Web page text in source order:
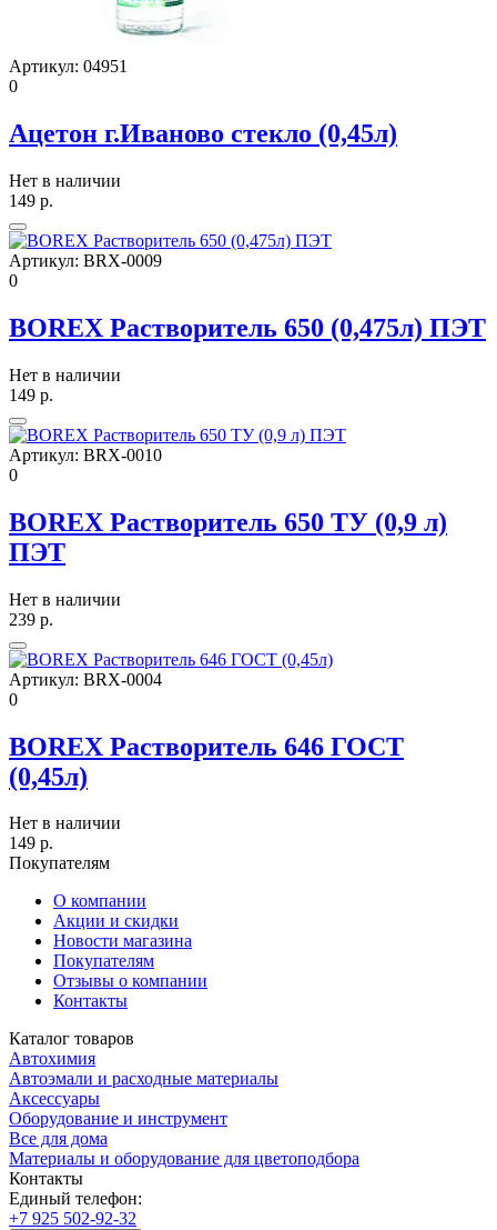
Артикул: 04951
0
Ацетон г.Иваново стекло (0,45л)
Нет в наличии
149 р.
Артикул: BRX-0009
0
BOREX Растворитель 650 (0,475л) ПЭТ
Нет в наличии
149 р.
Артикул: BRX-0010
0
BOREX Растворитель 650 ТУ (0,9 л)
ПЭТ
Нет в наличии
239 р.
Артикул: BRX-0004
0
BOREX Растворитель 646 ГОСТ
(0,45л)
Нет в наличии
149 р.
Покупателям
О компании
Акции и скидки
Новости магазина
Покупателям
Отзывы о компании
Контакты
Каталог товаров
Автохимия
Автоэмали и расходные материалы
Аксессуары
Оборудование и инструмент
Все для дома
Материалы и оборудование для цветоподбора
Контакты
Единый телефон:
+7 925 502-92-32